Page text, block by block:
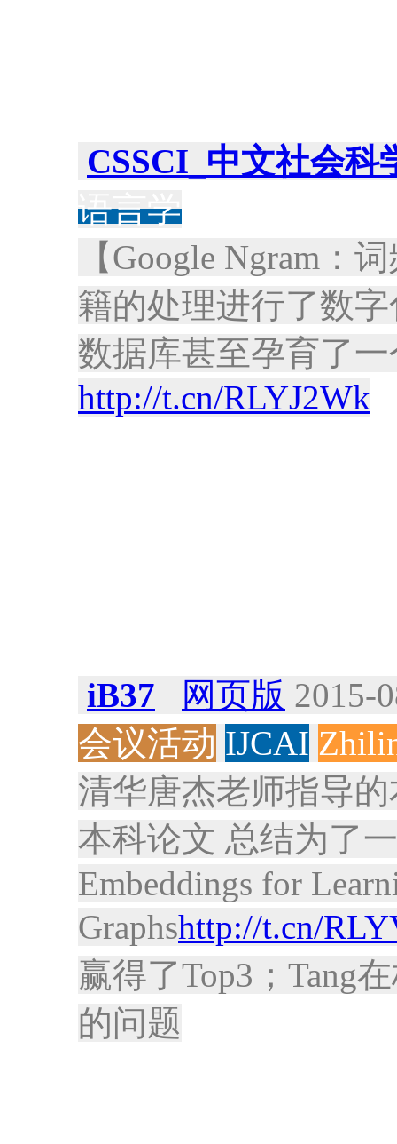
CSSCI_中文社会科
语言学
【Google Ngram：
籍的处理进行了数
数据库甚至孕育了
http://t.cn/RLYJ2Wk
iB37 网页版 2015-
会议活动 IJCAI
清华唐杰老师指导
本科论文 总结为了
Embeddings for
Graphshttp://t.cn/
赢得了Top3；Tang
的问题